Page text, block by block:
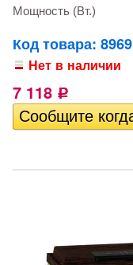
Мощность (Вт.)
Код товара: 8969
Нет в наличии
7 118 Р